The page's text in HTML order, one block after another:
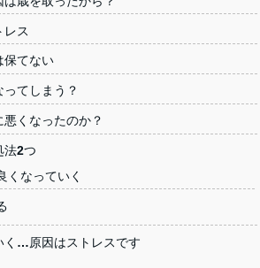
レス
保てない
てしまう？
悪くなったのか？
法2つ
くなっていく
く…原因はストレスです